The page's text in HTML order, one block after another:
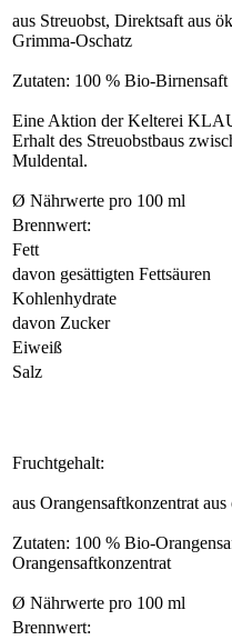
aus Streuobst, Direktsaft aus
Grimma-Oschatz
Zutaten: 100 % Bio-Birnensaft
Eine Aktion der Kelterei
Erhalt des Streuobstbaus
Muldental.
Ø Nährwerte pro 100 ml
Brennwert:
Fett
davon gesättigten Fettsäuren
Kohlenhydrate
davon Zucker
Eiweiß
Salz
Fruchtgehalt:
aus Orangensaftkonzentrat
Zutaten: 100 % Bio-
Orangensaftkonzentrat
Ø Nährwerte pro 100 ml
Brennwert: